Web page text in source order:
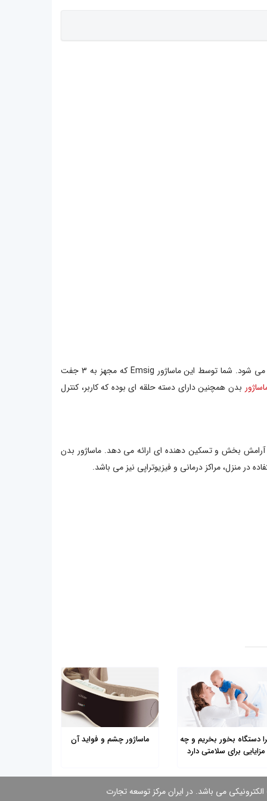
ماساژور بدن امسیگ ML107 با توان 35 وات مناسب برای کل بدن بوده و برای مواردی از قبیل لاغری، ریلکسیشن و درمان کننده دردها استفاده می شود. شما توسط این ماساژور Emsig که مجهز به 3 جفت
بدن همچنین دارای دسته حلقه ای بوده که کاربر، کنترل
که با توجه به انتخاب آن، ماساژ آرامش بخش و تسکین دهنده ای ارائه می دهد. ماساژور بدن
دستگاه بخور بخریم و چه
مزایایی برای سلامتی دارد
ماساژور چشم و فواید آن
می باشد. در ایران مركز توسعه تجارت